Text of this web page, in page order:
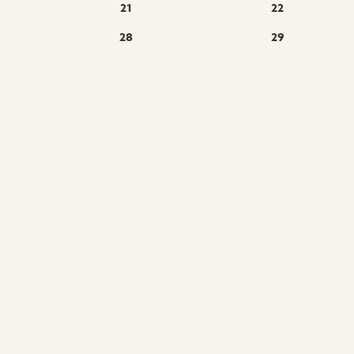
21
22
28
29